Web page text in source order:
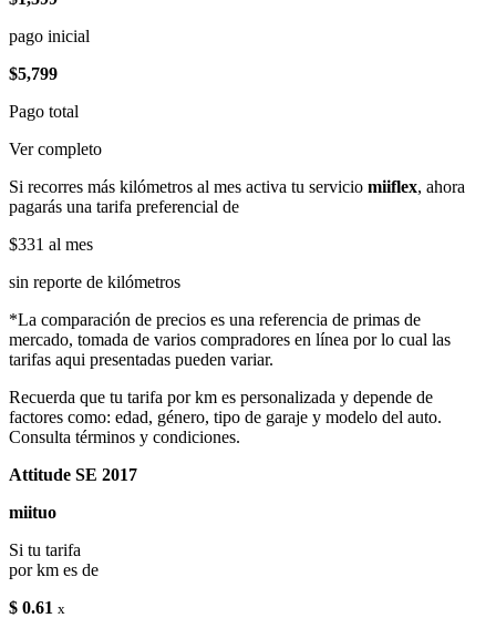
pago inicial
$5,799
Pago total
Ver completo
Si recorres más kilómetros al mes activa tu servicio miiflex, ahora
pagarás una tarifa preferencial de
$331 al mes
sin reporte de kilómetros
*La comparación de precios es una referencia de primas de
mercado, tomada de varios compradores en línea por lo cual las
tarifas aqui presentadas pueden variar.
Recuerda que tu tarifa por km es personalizada y depende de
factores como: edad, género, tipo de garaje y modelo del auto.
Consulta términos y condiciones.
Attitude SE 2017
miituo
Si tu tarifa
por km es de
$ 0.61 x